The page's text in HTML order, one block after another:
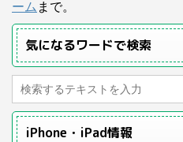
ーム まで。
気になるワードで検索
iPhone・iPad情報